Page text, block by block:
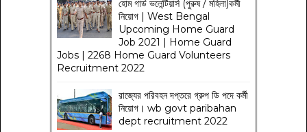
হোম গার্ড ভলেন্টিয়ার্স (পুরুষ / মহিলা)কর্মী
নিয়োগ | West Bengal
Upcoming Home Guard
Job 2021 | Home Guard
Jobs | 2268 Home Guard Volunteers
Recruitment 2022
রাজ্যের পরিবহন দপ্তরে গ্রুপ ডি পদে কর্মী
নিয়োগ। wb govt paribahan
dept recruitment 2022